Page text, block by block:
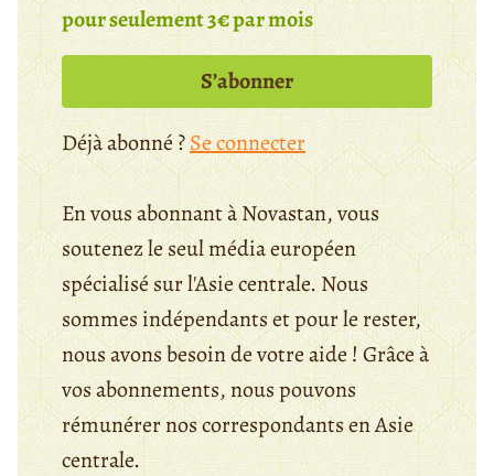
pour seulement 3€ par mois
S’abonner
Déjà abonné ?Se connecter
En vous abonnant à Novastan, vous
soutenez le seul média européen
spécialisé sur l'Asie centrale. Nous
sommes indépendants et pour le rester,
nous avons besoin de votre aide ! Grâce à
vos abonnements, nous pouvons
rémunérer nos correspondants en Asie
centrale.